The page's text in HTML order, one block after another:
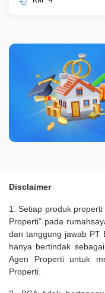
Disclaimer
1. Setiap produk
Properti" pada
dan tanggung jawab PT
hanya bertindak
Agen Properti untuk
Properti.